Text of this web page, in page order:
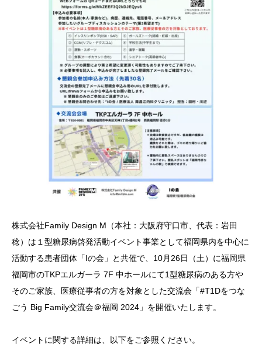
株式会社Family Design M（本社：大阪府守口市、代表：岩田
稔）は１型糖尿病啓発活動イベント事業として福岡県内を中心に
活動する患者団体「Iの会」と共催で、10月26日（土）に福岡県
福岡市のTKPエルガーラ 7F 中ホールにて1型糖尿病のある方や
そのご家族、医療従事者の方を対象とした交流会「#T1Dをつな
ごう Big Family交流会＠福岡 2024」を開催いたします。
イベントに関する詳細は、以下をご参照ください。